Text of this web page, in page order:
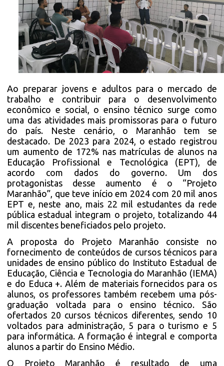
Ao preparar jovens e adultos para o mercado de
trabalho e contribuir para o desenvolvimento
econômico e social, o ensino técnico surge como
uma das atividades mais promissoras para o futuro
do país. Neste cenário, o Maranhão tem se
destacado. De 2023 para 2024, o estado registrou
um aumento de 172% nas matrículas de alunos na
Educação Profissional e Tecnológica (EPT), de
acordo com dados do governo. Um dos
protagonistas desse aumento é o “Projeto
Maranhão”, que teve início em 2024 com 20 mil anos
EPT e, neste ano, mais 22 mil estudantes da rede
pública estadual integram o projeto, totalizando 44
mil discentes beneficiados pelo projeto.
A proposta do Projeto Maranhão consiste no
fornecimento de conteúdos de cursos técnicos para
unidades de ensino público do Instituto Estadual de
Educação, Ciência e Tecnologia do Maranhão (IEMA)
e do Educa +. Além de materiais fornecidos para os
alunos, os professores também recebem uma pós-
graduação voltada para o ensino técnico. São
ofertados 20 cursos técnicos diferentes, sendo 10
voltados para administração, 5 para o turismo e 5
para informática. A formação é integral e comporta
alunos a partir do Ensino Médio.
O Projeto Maranhão é resultado de uma